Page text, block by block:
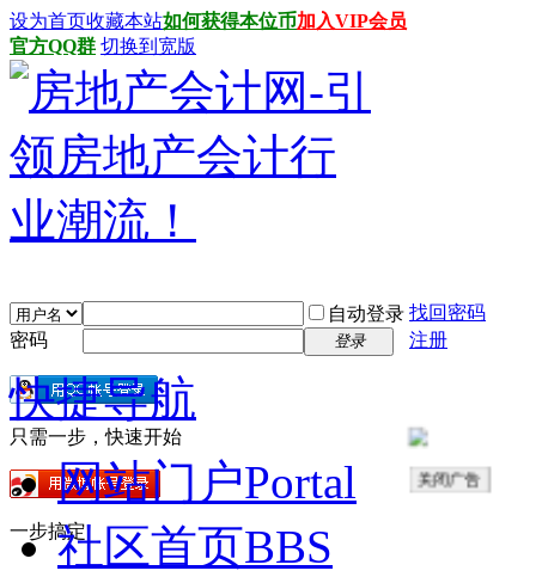
设为首页收藏本站如何获得本位币加入VIP会员
官方QQ群 切换到宽版
自动登录 找回密码
密码
登录 注册
只需一步，快速开始
一步搞定
快捷导航
网站门户Portal
社区首页BBS
关闭广告